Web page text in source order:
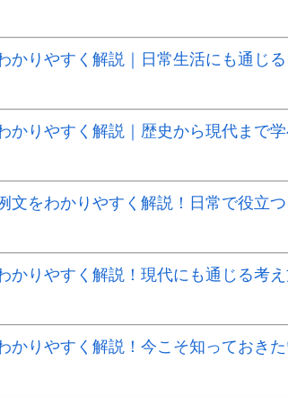
かりやすく解説｜日常生活にも通じ
かりやすく解説｜歴史から現代まで
文をわかりやすく解説！日常で役立
かりやすく解説！現代にも通じる考
かりやすく解説！今こそ知っておき